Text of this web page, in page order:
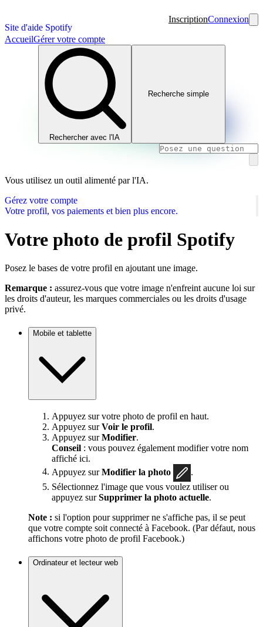
Site d'aide Spotify
InscriptionConnexion
AccueilGérer votre compte
Rechercher avec l'IA
Recherche simple
Vous utilisez un outil alimenté par l'IA.
Gérez votre compte
Votre profil, vos paiements et bien plus encore.
Votre photo de profil Spotify
Posez le bases de votre profil en ajoutant une image.
Remarque : assurez-vous que votre image n'enfreint aucune loi sur
les droits d'auteur, les marques commerciales ou les droits d'usage
privé.
Mobile et tablette
Appuyez sur votre photo de profil en haut.
Appuyez surVoir le profil.
Appuyez surModifier.
Conseil : vous pouvez également modifier votre nom
affiché ici.
Appuyez surModifier la photo
.
Sélectionnez l'image que vous voulez utiliser ou
appuyez surSupprimer la photo actuelle.
Note : si l'option pour supprimer ne s'affiche pas, il se peut
que votre compte soit connecté à Facebook. (Par défaut, nous
affichons votre photo de profil Facebook.)
Ordinateur et lecteur web